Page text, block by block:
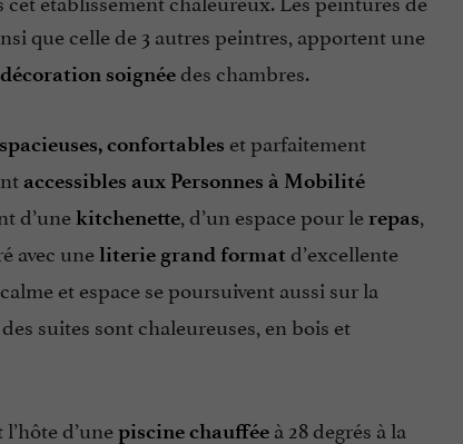
que celle de 3 autres peintres, apportent une
décoration soignéedes chambres.
confortables et parfaitement
accessibles aux Personnes à Mobilité
d’unekitchenette, d’un espace pour le repas,
avec uneliterie grand format d’excellente
et espace se poursuivent aussi sur la
des suites sont chaleureuses, en bois et
d’unepiscine chaufféeà 28 degrés à la